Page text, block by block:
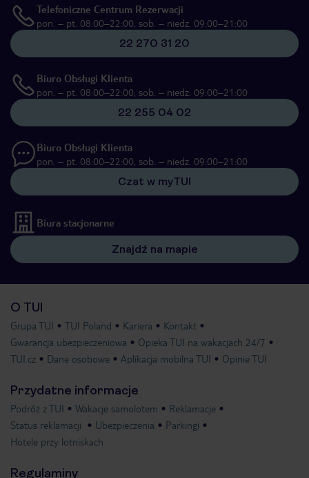
Telefoniczne Centrum Rezerwacji
pon. – pt. 08:00–22:00, sob. – niedz. 09:00–21:00
22 270 31 20
Biuro Obsługi Klienta
pon. – pt. 08:00–22:00, sob. – niedz. 09:00–21:00
22 255 04 02
Biuro Obsługi Klienta
pon. – pt. 08:00–22:00, sob. – niedz. 09:00–21:00
Czat w myTUI
Biura stacjonarne
Znajdź na mapie
O TUI
Grupa TUI TUI Poland Kariera
Kontakt
Gwarancja ubezpieczeniowa
Opieka TUI na wakacjach 24/7
TUI.cz
Dane osobowe Aplikacja mobilna TUI Opinie TUI
Przydatne informacje
Podróż z TUI Wakacje samolotem
Reklamacje
Status reklamacji
Ubezpieczenia
Parkingi
Hotele przy lotniskach
Regulaminy